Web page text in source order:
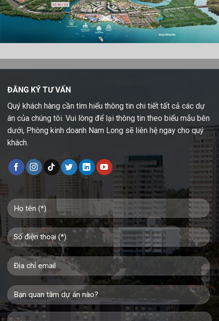
ĐĂNG KÝ TƯ VẤN
Quý khách hàng cần tìm hiểu thông tin chi tiết tất cả các dự
án của chúng tôi. Vui lòng để lại thông tin theo biểu mẫu bên
dưới, Phòng kinh doanh Nam Long sẽ liên hệ ngay cho quý
khách.